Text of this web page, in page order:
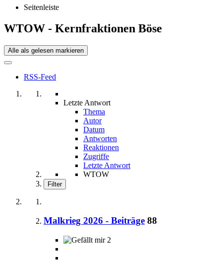
Seitenleiste
WTOW - Kernfraktionen Böse
Alle als gelesen markieren
RSS-Feed
Letzte Antwort
Thema
Autor
Datum
Antworten
Reaktionen
Zugriffe
Letzte Antwort
WTOW
Filter
Malkrieg 2026 - Beiträge 88
2